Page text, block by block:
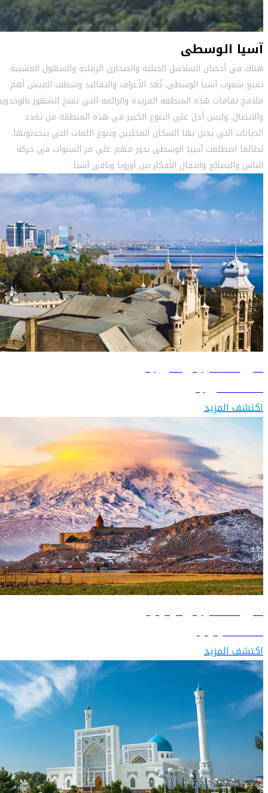
آسيا الوسطى
هناك في أحضان السلاسل الجبلية والصحاري الرملية والسهول العشبية
تقبع شعوب آسيا الوسطى. تُعَد الأعراف والتقاليد وشظف العيش أهم
ملامح ثقافات هذه المنطقة الفريدة والرائعة التي تمنح الشهور
والاتصال. وليس أدل على التنوع الكبير في هذه المنطقة من تعدد
الديانات التي يدين بها السكان المحليين وتنوع اللغات التي يتحدثونها.
لطالما اضطلعت آسيا الوسطى بدور مهم على مر السنوات في حركة
الناس والبضائع وانتقال الأفكار بين أوروبا وباقي آسيا.
دليل السفر إلى أذربيجان
اكتشف أذربيجان
اكتشف المزيد
دليل السفر إلى أرمينيا
اكتشف أرمينيا
اكتشف المزيد